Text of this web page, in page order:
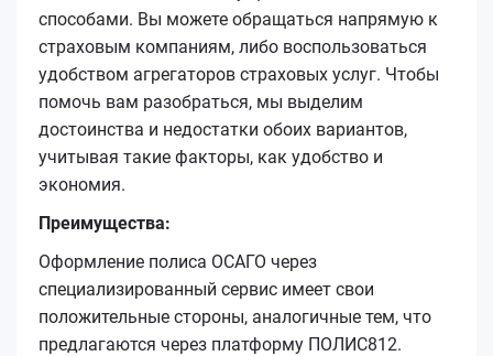
способами. Вы можете обращаться напрямую к
страховым компаниям, либо воспользоваться
удобством агрегаторов страховых услуг. Чтобы
помочь вам разобраться, мы выделим
достоинства и недостатки обоих вариантов,
учитывая такие факторы, как удобство и
экономия.
Преимущества:
Оформление полиса ОСАГО через
специализированный сервис имеет свои
положительные стороны, аналогичные тем, что
предлагаются через платформу ПОЛИС812.